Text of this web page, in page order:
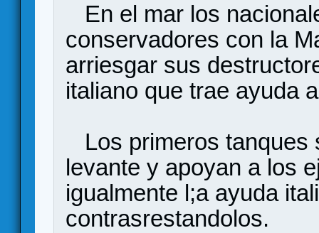
En el mar los
conservadores con la
arriesgar sus
italiano que trae ayuda
Los primeros tanques
levante y apoyan a los
igualmente l;a ayuda
contrasrestandolos.